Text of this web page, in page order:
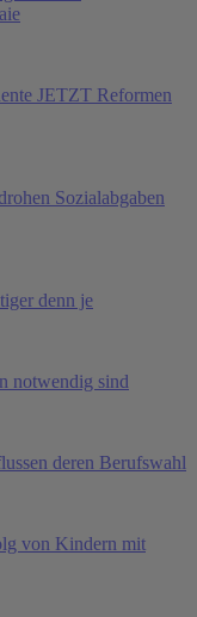
JETZT Reformen
Sozialabgaben
denn je
notwendig sind
deren Berufswahl
von Kindern mit